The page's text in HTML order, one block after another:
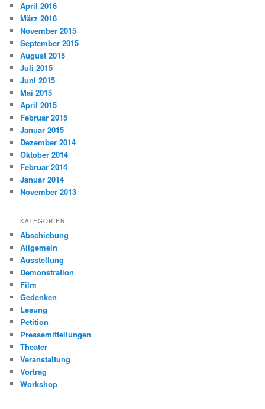
April 2016
März 2016
November 2015
September 2015
August 2015
Juli 2015
Juni 2015
Mai 2015
April 2015
Februar 2015
Januar 2015
Dezember 2014
Oktober 2014
Februar 2014
Januar 2014
November 2013
KATEGORIEN
Abschiebung
Allgemein
Ausstellung
Demonstration
Film
Gedenken
Lesung
Petition
Pressemitteilungen
Theater
Veranstaltung
Vortrag
Workshop